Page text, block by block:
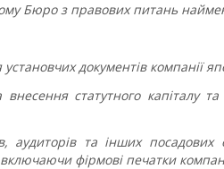
Бюро з правових питань
документів компанії
статутного капіталу та
аудиторів та інших посадових
фірмові печатки